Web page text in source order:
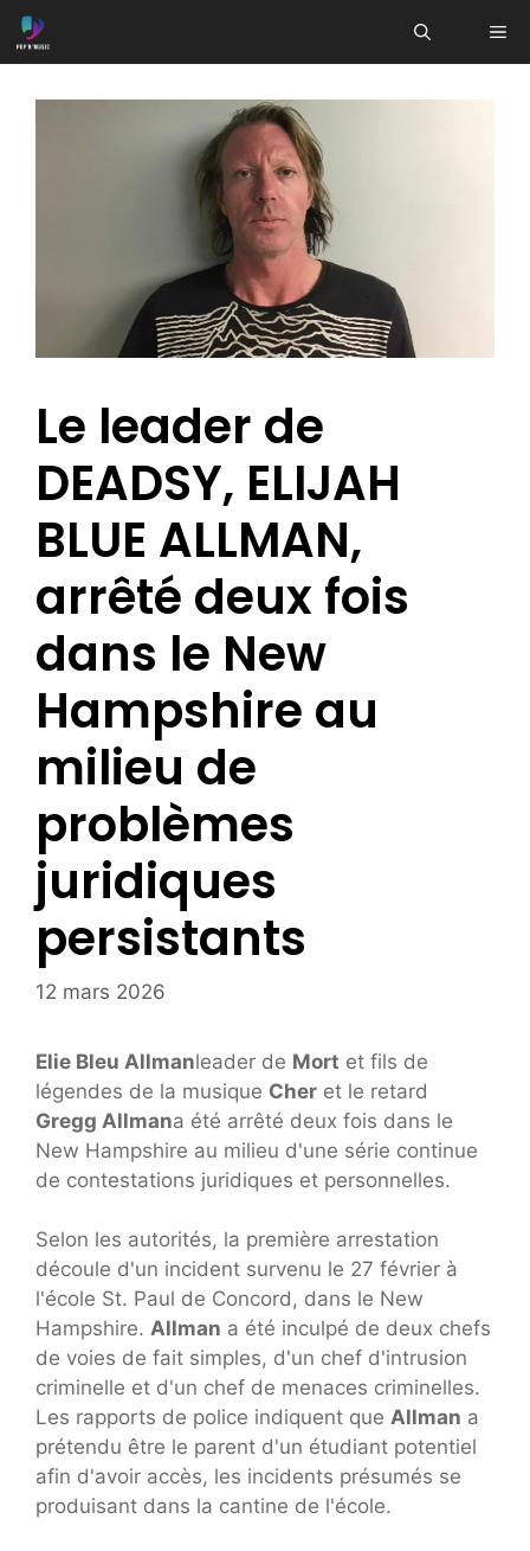
Aller
au
Le leader de
DEADSY, ELIJAH
BLUE ALLMAN,
arrêté deux fois
dans le New
Hampshire au
milieu de
problèmes
juridiques
persistants
12 mars 2026
Elie Bleu Allmanleader de Mort et fils de
légendes de la musique Cher et le retard
Gregg Allmana été arrêté deux fois dans le
New Hampshire au milieu d'une série continue
de contestations juridiques et personnelles.
Selon les autorités, la première arrestation
découle d'un incident survenu le 27 février à
l'école St. Paul de Concord, dans le New
Hampshire. Allman a été inculpé de deux chefs
de voies de fait simples, d'un chef d'intrusion
criminelle et d'un chef de menaces criminelles.
Les rapports de police indiquent que Allman a
prétendu être le parent d'un étudiant potentiel
afin d'avoir accès, les incidents présumés se
produisant dans la cantine de l'école.